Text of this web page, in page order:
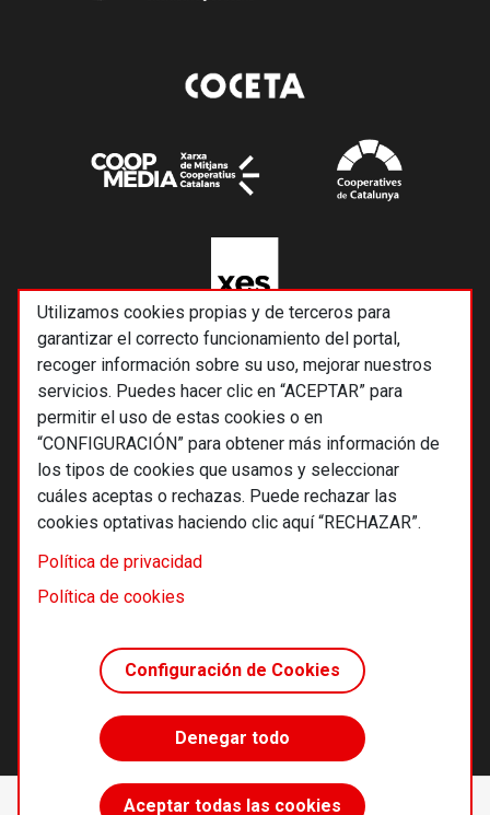
Utilizamos cookies propias y de terceros para
garantizar el correcto funcionamiento del portal,
recoger información sobre su uso, mejorar nuestros
servicios. Puedes hacer clic en “ACEPTAR” para
permitir el uso de estas cookies o en
“CONFIGURACIÓN” para obtener más información de
los tipos de cookies que usamos y seleccionar
cuáles aceptas o rechazas. Puede rechazar las
cookies optativas haciendo clic aquí “RECHAZAR”.
Política de privacidad
Política de cookies
Configuración de Cookies
Denegar todo
Aceptar todas las cookies
Accede sin límites
© 2026 Alternativas económicas SCCL
Footer
Términos y condiciones de uso
Política de cookies
Principios editoriales